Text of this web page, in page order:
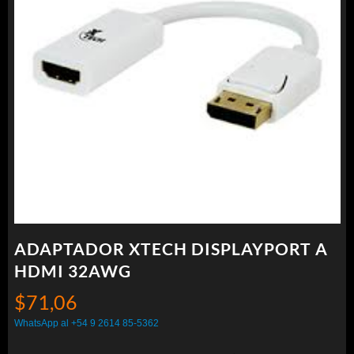
ADAPTADOR XTECH DISPLAYPORT A
HDMI 32AWG
$71,06
WhatsApp al +54 9 2614 85-5362